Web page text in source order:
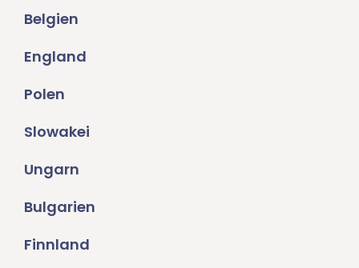
Belgien
England
Polen
Slowakei
Ungarn
Bulgarien
Finnland